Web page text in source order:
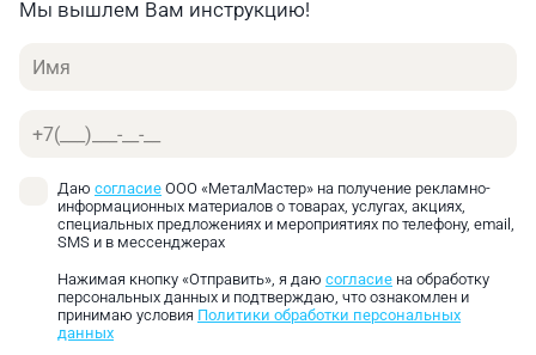
применения дополнительных удлинителей и
Смазку направляющих винтовой пары и других
предварительной очисткой этих мест от стружки,
пыли, грязи.
Условия эксплуатации тисков – 3 ГОСТ 15150 в
закрытом помещении при отсутствии паров
агрессивных веществ, вызывающих коррозию
КОМПЛЕКТНОСТЬ
В комплект входят:
Мы вышлем Вам инструкцию!
Имя
Телефон
Даю согласие ООО «МеталМастер» на получение рекламно-
информационных материалов о товарах, услугах, акциях,
специальных предложениях и мероприятиях по телефону, email,
SMS и в мессенджерах
Нажимая кнопку «Отправить», я даю согласие на обработку
персональных данных и подтверждаю, что ознакомлен и
принимаю условия Политики обработки персональных
данных